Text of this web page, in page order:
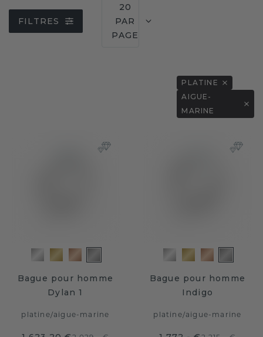
FILTRES
20
PAR
PAGE
PLATINE
AIGUE-
MARINE
Bague pour homme
Dylan 1
platine/aigue-marine
Bague pour homme
Indigo
platine/aigue-marine